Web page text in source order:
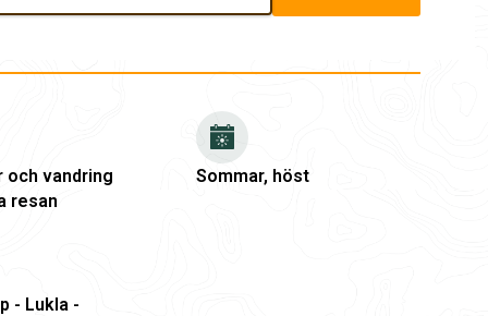
och vandring
resan
Sommar, höst
- Lukla -